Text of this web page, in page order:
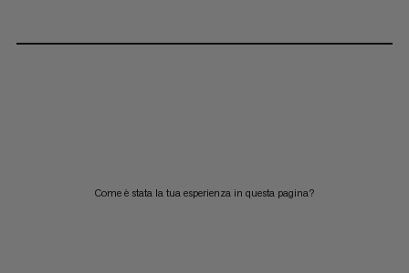
Come è stata la tua esperienza in questa pagina?